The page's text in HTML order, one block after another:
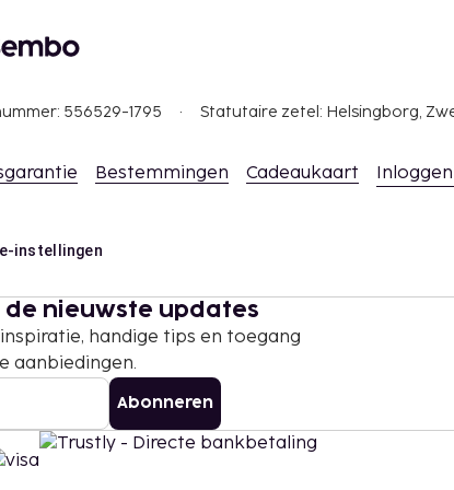
556529-1795 Statutaire zetel: Helsingborg,
Bestemmingen Cadeaukaart
instellingen
nieuwste updates
handige tips en toegang
aanbiedingen.
Abonneren